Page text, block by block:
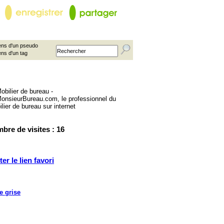
d'un pseudo
d'un tag
de visites : 16
le lien favori
grise